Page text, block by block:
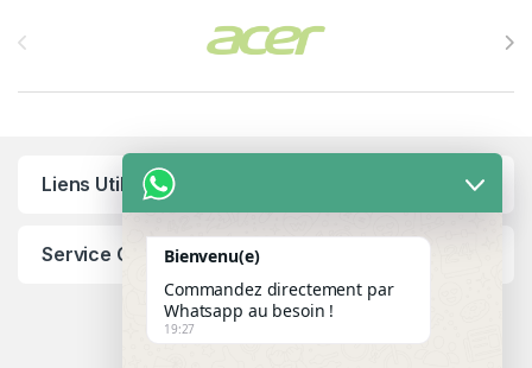
Liens Utiles
Service ClientBienvenu(e)
Commandez directement par
Whatsapp au besoin !
19:27